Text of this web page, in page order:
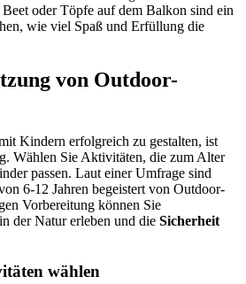
oder Töpfe auf dem Balkon sind ein
wie viel Spaß und Erfüllung die
von Outdoor-
Kindern erfolgreich zu gestalten, ist
Wählen Sie Aktivitäten, die zum Alter
passen. Laut einer Umfrage sind
6-12 Jahren begeistert von Outdoor-
Vorbereitung können Sie
der Natur erleben und die Sicherheit
wählen